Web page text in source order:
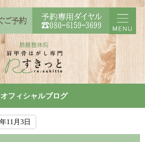
オフィシャルブログ
11月3日